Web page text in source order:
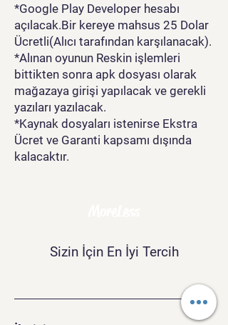
*Google Play Developer hesabı
açılacak.Bir kereye mahsus 25 Dolar
Ücretli(Alıcı tarafından karşılanacak).
*Alınan oyunun Reskin işlemleri
bittikten sonra apk dosyası olarak
mağazaya girişi yapılacak ve gerekli
yazıları yazılacak.
*Kaynak dosyaları istenirse Ekstra
Ücret ve Garanti kapsamı dışında
kalacaktır.
Sizin İçin En İyi Tercih